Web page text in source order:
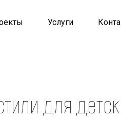
Услуги
для